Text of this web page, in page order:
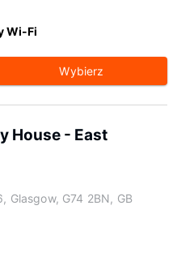
Wi-Fi
Wybierz
House - East
Glasgow, G74 2BN, GB